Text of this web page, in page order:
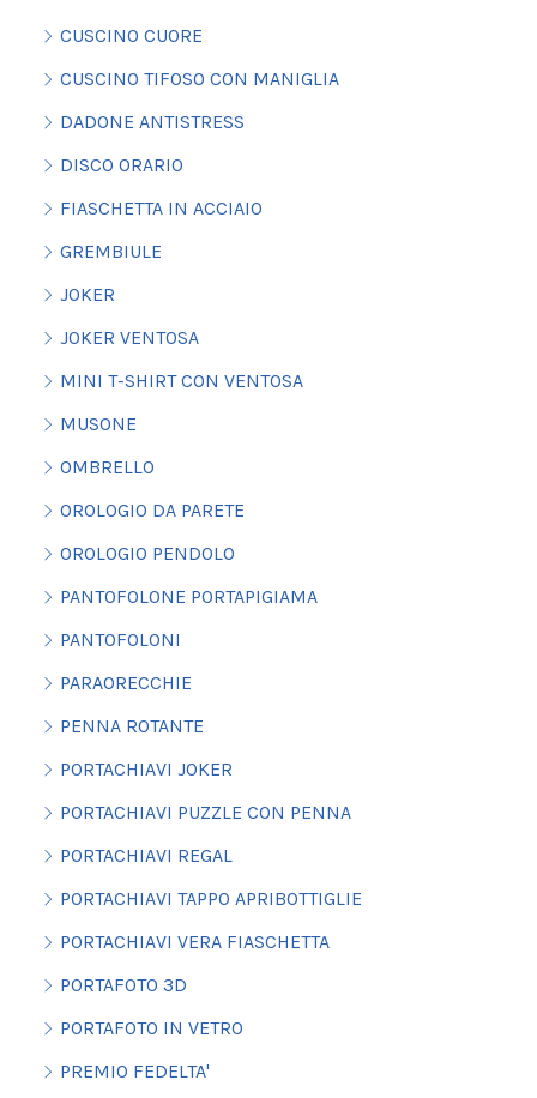
CUSCINO CUORE
CUSCINO TIFOSO CON MANIGLIA
DADONE ANTISTRESS
DISCO ORARIO
FIASCHETTA IN ACCIAIO
GREMBIULE
JOKER
JOKER VENTOSA
MINI T-SHIRT CON VENTOSA
MUSONE
OMBRELLO
OROLOGIO DA PARETE
OROLOGIO PENDOLO
PANTOFOLONE PORTAPIGIAMA
PANTOFOLONI
PARAORECCHIE
PENNA ROTANTE
PORTACHIAVI JOKER
PORTACHIAVI PUZZLE CON PENNA
PORTACHIAVI REGAL
PORTACHIAVI TAPPO APRIBOTTIGLIE
PORTACHIAVI VERA FIASCHETTA
PORTAFOTO 3D
PORTAFOTO IN VETRO
PREMIO FEDELTA'